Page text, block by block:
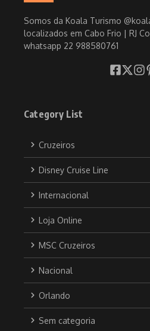
Somos da Koala Turismo
localizados em Cabo Frio | RJ
whatsapp 22 988580761
Category List
Cruzeiros
Disney Cruise Line
Internacional
Loja Online
MSC Cruzeiros
Nacional
Orlando
Sem categoria